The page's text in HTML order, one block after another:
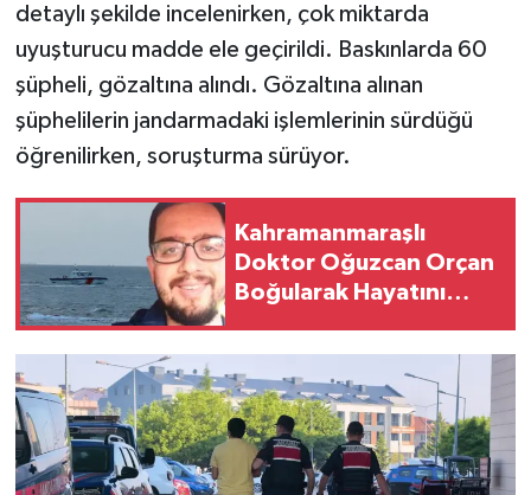
detaylı şekilde incelenirken, çok miktarda
uyuşturucu madde ele geçirildi. Baskınlarda 60
şüpheli, gözaltına alındı. Gözaltına alınan
şüphelilerin jandarmadaki işlemlerinin sürdüğü
öğrenilirken, soruşturma sürüyor.
Kahramanmaraşlı
Doktor Oğuzcan Orçan
Boğularak Hayatını